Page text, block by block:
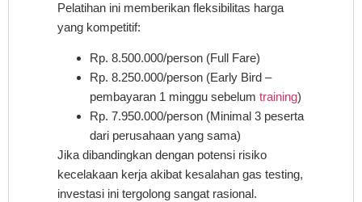
Pelatihan ini memberikan fleksibilitas harga
yang kompetitif:
Rp. 8.500.000/person (Full Fare)
Rp. 8.250.000/person (Early Bird –
pembayaran 1 minggu sebelum training)
Rp. 7.950.000/person (Minimal 3 peserta
dari perusahaan yang sama)
Jika dibandingkan dengan potensi risiko
kecelakaan kerja akibat kesalahan gas testing,
investasi ini tergolong sangat rasional.